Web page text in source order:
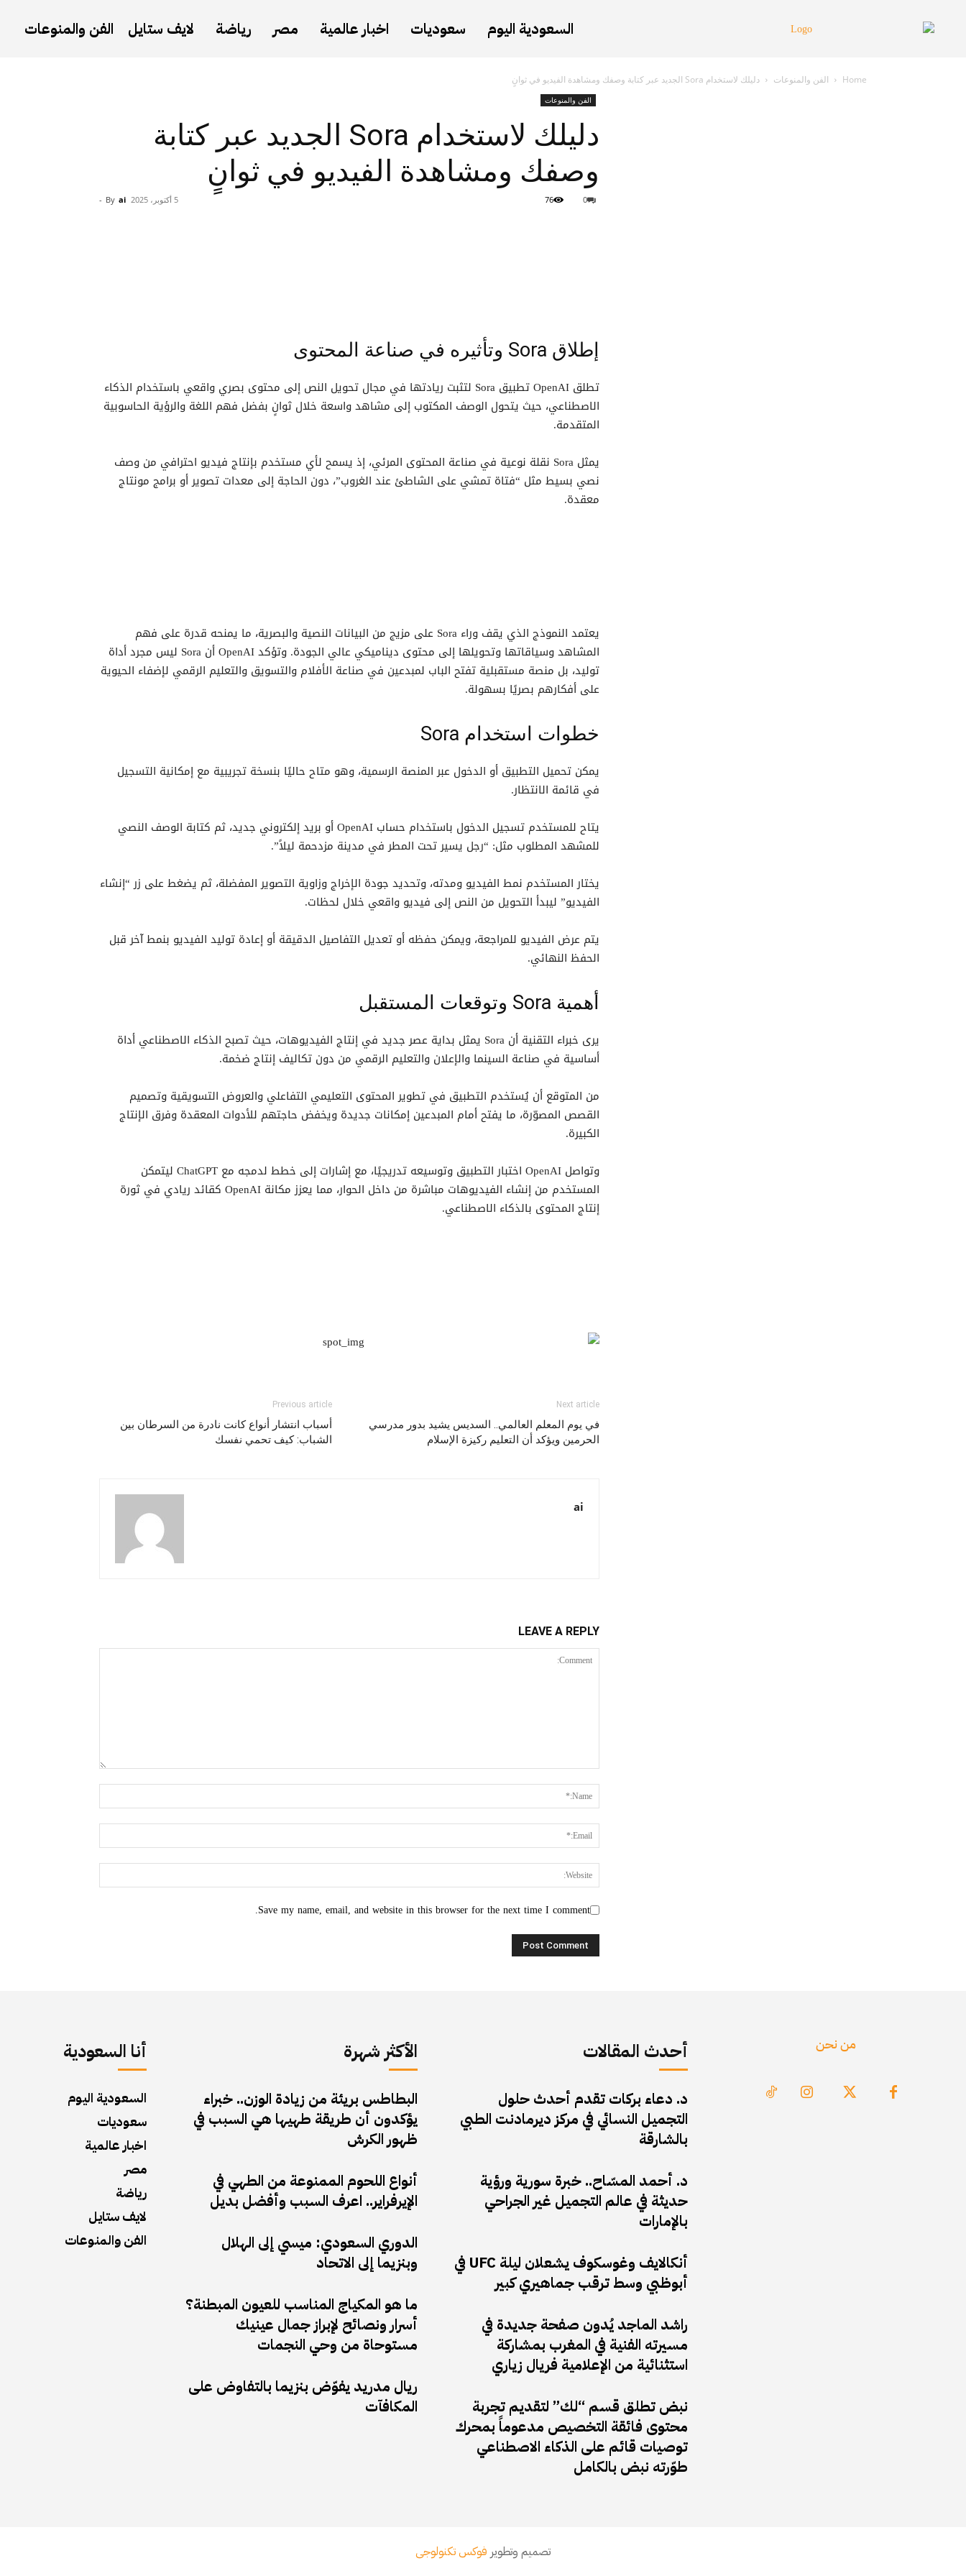
السعودية اليوم سعوديات اخبار عالمية مصر رياضة لايف ستايل الفن والمنوعات
Home الفن والمنوعات دليلك لاستخدام Sora الجديد عبر كتابة وصفك ومشاهدة الفيديو في ثوانٍ
الفن والمنوعات
دليلك لاستخدام Sora الجديد عبر كتابة
وصفك ومشاهدة الفيديو في ثوانٍ
By ai
- 5 أكتوبر، 2025 0
76
إطلاق Sora وتأثيره في صناعة المحتوى
تطلق OpenAI تطبيق Sora لتثبت ريادتها في مجال تحويل النص إلى محتوى بصري واقعي باستخدام الذكاء
الاصطناعي، حيث يتحول الوصف المكتوب إلى مشاهد واسعة خلال ثوانٍ بفضل فهم اللغة والرؤية الحاسوبية
المتقدمة.
يمثل Sora نقلة نوعية في صناعة المحتوى المرئي، إذ يسمح لأي مستخدم بإنتاج فيديو احترافي من وصف
نصي بسيط مثل “فتاة تمشي على الشاطئ عند الغروب”، دون الحاجة إلى معدات تصوير أو برامج مونتاج
معقدة.
يعتمد النموذج الذي يقف وراء Sora على مزيج من البيانات النصية والبصرية، ما يمنحه قدرة على فهم
المشاهد وسياقاتها وتحويلها إلى محتوى ديناميكي عالي الجودة. وتؤكد OpenAI أن Sora ليس مجرد أداة
توليد، بل منصة مستقبلية تفتح الباب لمبدعين في صناعة الأفلام والتسويق والتعليم الرقمي لإضفاء الحيوية
على أفكارهم بصريًا بسهولة.
خطوات استخدام Sora
يمكن تحميل التطبيق أو الدخول عبر المنصة الرسمية، وهو متاح حاليًا بنسخة تجريبية مع إمكانية التسجيل
في قائمة الانتظار.
يتاح للمستخدم تسجيل الدخول باستخدام حساب OpenAI أو بريد إلكتروني جديد، ثم كتابة الوصف النصي
للمشهد المطلوب مثل: “رجل يسير تحت المطر في مدينة مزدحمة ليلاً”.
يختار المستخدم نمط الفيديو ومدته، وتحديد جودة الإخراج وزاوية التصوير المفضلة، ثم يضغط على زر “إنشاء
الفيديو” ليبدأ التحويل من النص إلى فيديو واقعي خلال لحظات.
يتم عرض الفيديو للمراجعة، ويمكن حفظه أو تعديل التفاصيل الدقيقة أو إعادة توليد الفيديو بنمط آخر قبل
الحفظ النهائي.
أهمية Sora وتوقعات المستقبل
يرى خبراء التقنية أن Sora يمثل بداية عصر جديد في إنتاج الفيديوهات، حيث تصبح الذكاء الاصطناعي أداة
أساسية في صناعة السينما والإعلان والتعليم الرقمي من دون تكاليف إنتاج ضخمة.
من المتوقع أن يُستخدم التطبيق في تطوير المحتوى التعليمي التفاعلي والعروض التسويقية وتصميم
القصص المصوّرة، ما يفتح أمام المبدعين إمكانات جديدة ويخفض حاجتهم للأدوات المعقدة وفرق الإنتاج
الكبيرة.
وتواصل OpenAI اختبار التطبيق وتوسيعه تدريجيًا، مع إشارات إلى خطط لدمجه مع ChatGPT ليتمكن
المستخدم من إنشاء الفيديوهات مباشرة من داخل الحوار، مما يعزز مكانة OpenAI كقائد ريادي في ثورة
إنتاج المحتوى بالذكاء الاصطناعي.
Previous article
أسباب انتشار أنواع كانت نادرة من السرطان بين
الشباب: كيف تحمي نفسك
Next article
في يوم المعلم العالمي.. السديس يشيد بدور مدرسي
الحرمين ويؤكد أن التعليم ركيزة الإسلام
ai
LEAVE A REPLY
Save my name, email, and website in this browser for the next time I comment.
أنا السعودية
السعودية اليوم
سعوديات
اخبار عالمية
مصر
رياضة
لايف ستايل
الفن والمنوعات
الأكثر شهرة
البطاطس بريئة من زيادة الوزن.. خبراء
يؤكدون أن طريقة طهيها هي السبب في
ظهور الكرش
أنواع اللحوم الممنوعة من الطهي في
الإيرفراير.. اعرف السبب وأفضل بديل
الدوري السعودي: ميسي إلى الهلال
وبنزيما إلى الاتحاد
ما هو المكياج المناسب للعيون المبطنة؟
أسرار ونصائح لإبراز جمال عينيك
مستوحاة من وحي النجمات
ريال مدريد يفوّض بنزيما بالتفاوض على
المكافآت
أحدث المقالات
د. دعاء بركات تقدم أحدث حلول
التجميل النسائي في مركز ديرمادنت الطبي
بالشارقة
د. أحمد المسّاح.. خبرة سورية ورؤية
حديثة في عالم التجميل غير الجراحي
بالإمارات
أنكالايف وغوسكوف يشعلان ليلة UFC في
أبوظبي وسط ترقب جماهيري كبير
راشد الماجد يُدون صفحة جديدة في
مسيرته الفنية في المغرب بمشاركة
استثنائية من الإعلامية فريال زياري
نبض تطلق قسم “لك” لتقديم تجربة
محتوى فائقة التخصيص مدعوماً بمحرك
توصيات قائم على الذكاء الاصطناعي
طوّرته نبض بالكامل
من نحن
تصميم وتطوير فوكس تكنولوجى